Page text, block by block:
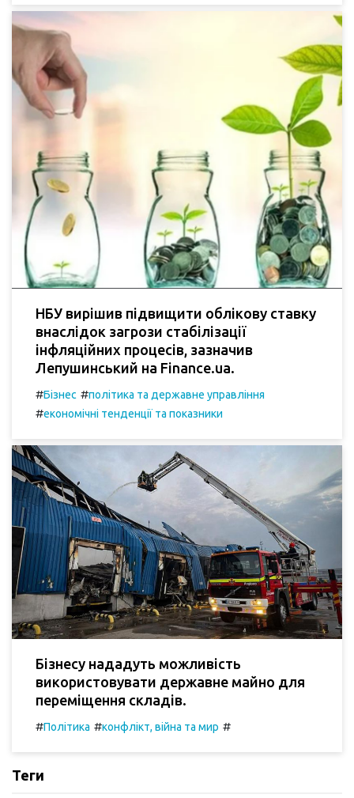
НБУ вирішив підвищити облікову ставку
внаслідок загрози стабілізації
інфляційних процесів, зазначив
Лепушинський на Finance.ua.
#Бізнес #політика та державне управління
#економічні тенденції та показники
Бізнесу нададуть можливість
використовувати державне майно для
переміщення складів.
#Політика #конфлікт, війна та мир #
Теги